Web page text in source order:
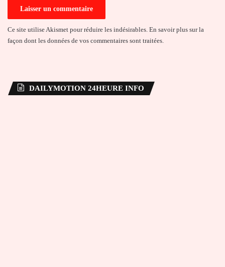
Ce site utilise Akismet pour réduire les indésirables. En savoir plus sur la
façon dont les données de vos commentaires sont traitées
DAILYMOTION 24HEURE INFO